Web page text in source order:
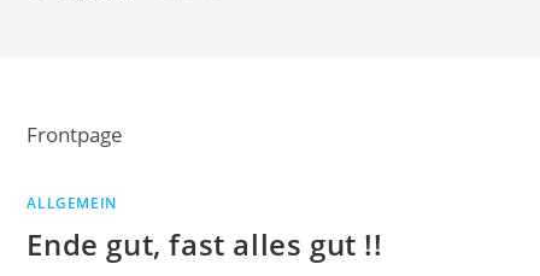
Frontpage
ALLGEMEIN
Ende gut, fast alles gut !!